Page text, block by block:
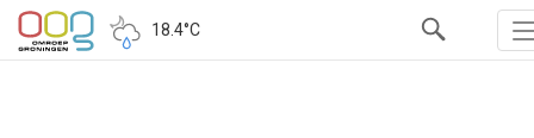
18.4°C